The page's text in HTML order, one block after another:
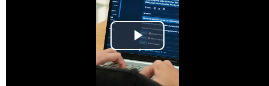
Play
Video